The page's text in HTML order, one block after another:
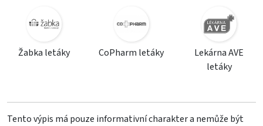
Žabka letáky CoPharm letáky
Lekárna AVE
letáky
Tento výpis má pouze informativní charakter a nemůže být